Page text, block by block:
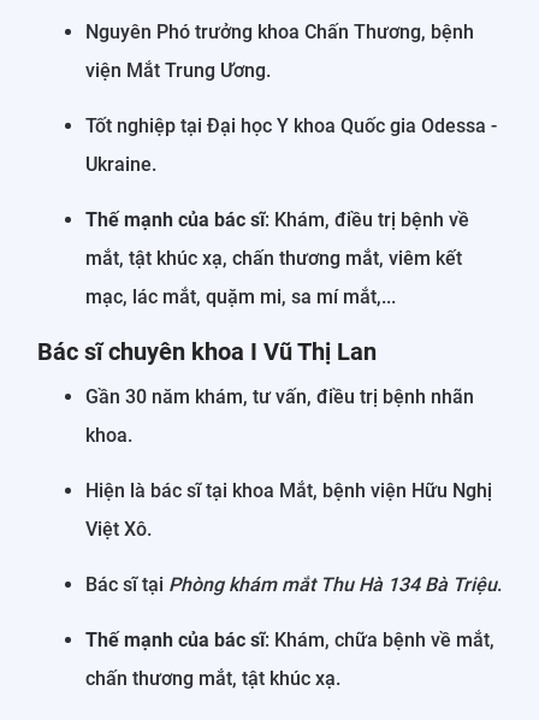
Nguyên Phó trưởng khoa Chấn Thương, bệnh
viện Mắt Trung Ương.
Tốt nghiệp tại Đại học Y khoa Quốc gia Odessa -
Ukraine.
Thế mạnh của bác sĩ: Khám, điều trị bệnh về
mắt, tật khúc xạ, chấn thương mắt, viêm kết
mạc, lác mắt, quặm mi, sa mí mắt,...
Bác sĩ chuyên khoa I Vũ Thị Lan
Gần 30 năm khám, tư vấn, điều trị bệnh nhãn
khoa.
Hiện là bác sĩ tại khoa Mắt, bệnh viện Hữu Nghị
Việt Xô.
Bác sĩ tại Phòng khám mắt Thu Hà 134 Bà Triệu.
Thế mạnh của bác sĩ: Khám, chữa bệnh về mắt,
chấn thương mắt, tật khúc xạ.